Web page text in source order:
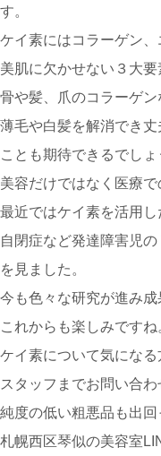
す。
ケイ素にはコラーゲン
美肌に欠かせない３大要
骨や髪、爪のコラーゲン
薄毛や白髪を解消でき
ことも期待できるでしょ
美容だけではなく医療で
最近ではケイ素を活用し
自閉症など発達障害児
を見ました。
今も色々な研究が進み
これからも楽しみですね
ケイ素について気にな
スタッフまでお問い合わ
純度の低い粗悪品も出回
札幌西区琴似の美容室